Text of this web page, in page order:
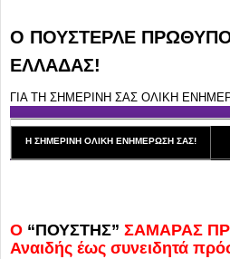
Ο ΠΟΥΣΤΕΡΛΕ
ΕΛΛΑΔΑΣ!
ΓΙΑ ΤΗ ΣΗΜΕΡΙΝΗ ΣΑΣ ΟΛΙΚΗ
Η ΣΗΜΕΡΙΝΗ ΟΛΙΚΗ ΕΝΗΜΕΡΩΣΗ ΣΑΣ!
Ο “ΠΟΥΣΤΗΣ” ΣΑΜΑΡΑΣ
Αναιδής έως συνειδητά